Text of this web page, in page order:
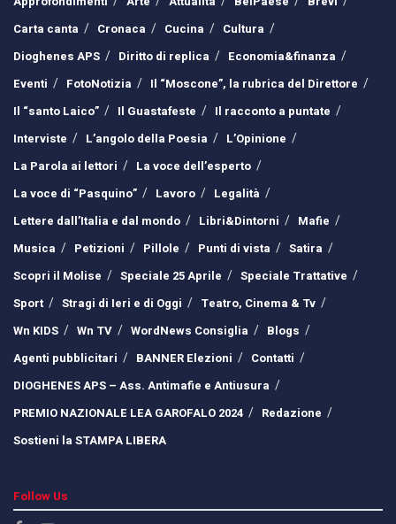
Carta canta
Cronaca Cucina
Cultura
Dioghenes APS
Diritto di replica
Economia&finanza
Eventi
FotoNotizia
Il “Moscone”, la rubrica del Direttore
Il “santo Laico”
Il Guastafeste
Il racconto a puntate
Interviste
L’angolo della Poesia
L’Opinione
La Parola ai lettori
La voce dell’esperto
La voce di “Pasquino”
Lavoro
Legalità
Lettere dall’Italia e dal mondo
Libri&Dintorni
Mafie
Musica
Petizioni Pillole Punti di vista
Satira
Scopri il Molise
Speciale 25 Aprile
Speciale Trattative
Sport
Stragi di Ieri e di Oggi
Teatro, Cinema & Tv
Wn KIDS
Wn TV WordNews Consiglia
Blogs
Agenti pubblicitari
BANNER Elezioni
Contatti
DIOGHENES APS – Ass. Antimafie e Antiusura
PREMIO NAZIONALE LEA GAROFALO 2024
Redazione
Sostieni la STAMPA LIBERA
Follow Us